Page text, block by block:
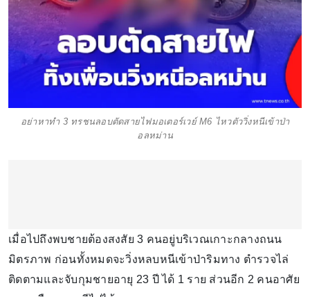
อย่าหาทำ 3 ทรชนลอบตัดสายไฟมอเตอร์เวย์ M6 ไหวตัววิ่งหนีเข้าป่า
อลหม่าน
เมื่อไปถึงพบชายต้องสงสัย 3 คนอยู่บริเวณเกาะกลางถนน
มิตรภาพ ก่อนทั้งหมดจะวิ่งหลบหนีเข้าป่าริมทาง ตำรวจไล่
ติดตามและจับกุมชายอายุ 23 ปี ได้ 1 ราย ส่วนอีก 2 คนอาศัย